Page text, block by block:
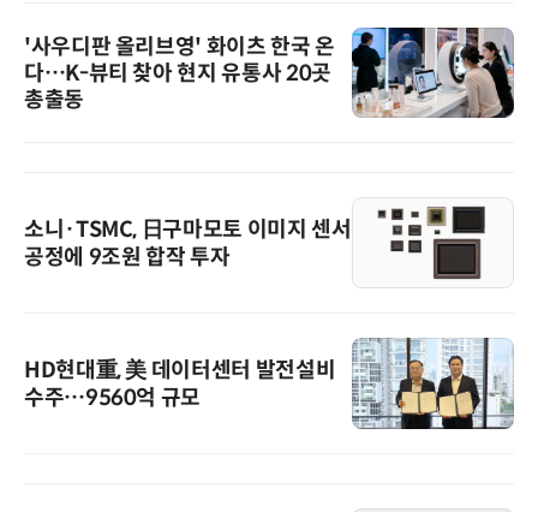
'사우디판 올리브영' 화이츠 한국 온
다…K-뷰티 찾아 현지 유통사 20곳
총출동
소니·TSMC, 日구마모토 이미지 센서
공정에 9조원 합작 투자
HD현대重, 美 데이터센터 발전설비
수주…9560억 규모